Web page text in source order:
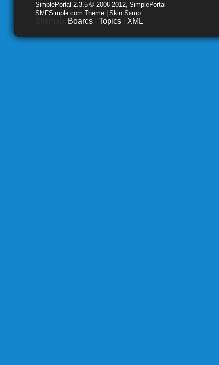
SimplePortal 2.3.5 © 2008-2012, SimplePortal
SMFSimple.com Theme | Skin Samp
Boards Topics XML